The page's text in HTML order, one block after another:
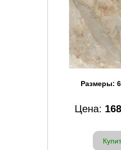
Размеры:
Цена: